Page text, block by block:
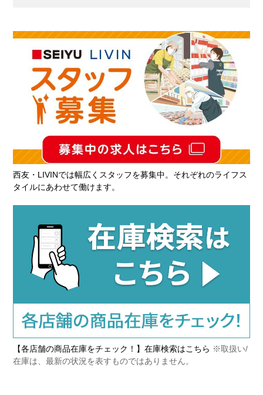
西友・LIVINでは幅広くスタッフを募集中。それぞれのライフス
タイルにあわせて働けます。
【各店舗の商品在庫をチェック！】在庫検索はこちら ※取扱い/
在庫は、最新の状況を表すものではありません。